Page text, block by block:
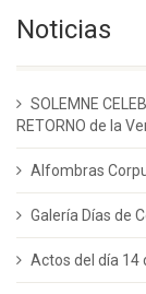
Noticias
SOLEMNE
RETORNO de la
Alfombras
Galería Días de
Actos del día 14